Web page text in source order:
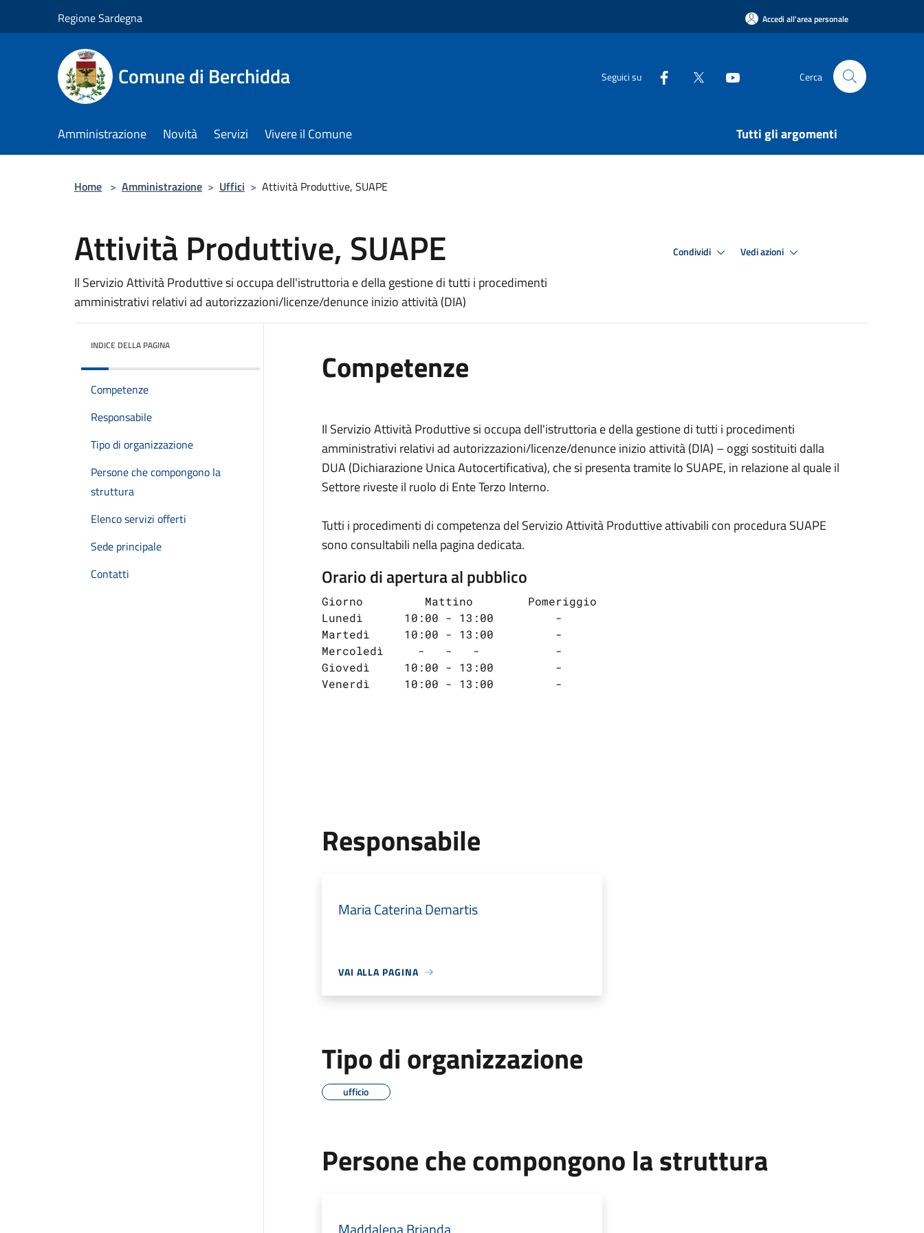
Regione Sardegna Accedi all'area personale
Comune di Berchidda Seguici su Cerca
Amministrazione Novità Servizi Vivere il Comune Tutti gli argomenti
Home > Amministrazione > Uffici > Attività Produttive, SUAPE
Attività Produttive, SUAPE
Il Servizio Attività Produttive si occupa dell'istruttoria e della gestione di tutti i procedimenti
amministrativi relativi ad autorizzazioni/licenze/denunce inizio attività (DIA)
Condividi Vedi azioni
INDICE DELLA PAGINA
Competenze
Responsabile
Tipo di organizzazione
Persone che compongono la
struttura
Elenco servizi offerti
Sede principale
Contatti
Competenze
Il Servizio Attività Produttive si occupa dell'istruttoria e della gestione di tutti i procedimenti
amministrativi relativi ad autorizzazioni/licenze/denunce inizio attività (DIA) – oggi sostituiti dalla
DUA (Dichiarazione Unica Autocertificativa), che si presenta tramite lo SUAPE, in relazione al quale il
Settore riveste il ruolo di Ente Terzo Interno.
Tutti i procedimenti di competenza del Servizio Attività Produttive attivabili con procedura SUAPE
sono consultabili nella pagina dedicata.
Orario di apertura al pubblico
Giorno         Mattino        Pomeriggio
Lunedì      10:00 - 13:00         -
Martedì     10:00 - 13:00         -
Mercoledì     -   -   -           -
Giovedì     10:00 - 13:00         -
Venerdì     10:00 - 13:00         -
Responsabile
Maria Caterina Demartis
VAI ALLA PAGINA
Tipo di organizzazione
ufficio
Persone che compongono la struttura